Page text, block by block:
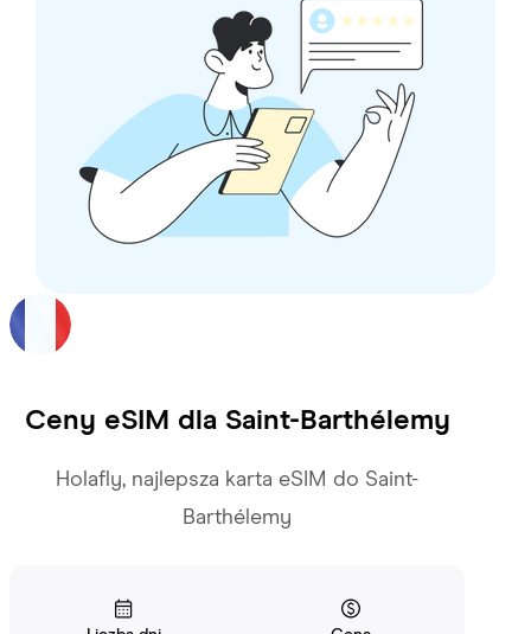
Ceny eSIM dla Saint-Barthélemy
Holafly, najlepsza karta eSIM do Saint-
Barthélemy